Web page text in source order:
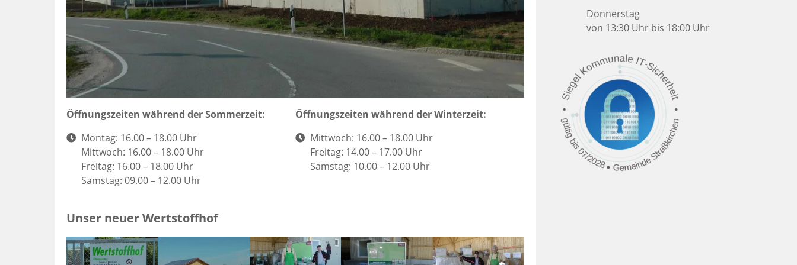
Öffnungszeiten während der Sommerzeit:
Ö
g
s
z
Montag: 16.00 – 18.00 Uhr
Mittwoch: 16.00 – 18.00 Uhr
Freitag: 16.00 – 18.00 Uhr
Samstag: 09.00 – 12.00 Uhr
Öffnungszeiten während der Winterzeit:
Ö
s
z
Mittwoch: 16.00 – 18.00 Uhr
Freitag: 14.00 – 17.00 Uhr
Samstag: 10.00 – 12.00 Uhr
Unser neuer Wertstoffhof
Donnerstag
von 13:30 Uhr bis 18:00 Uhr